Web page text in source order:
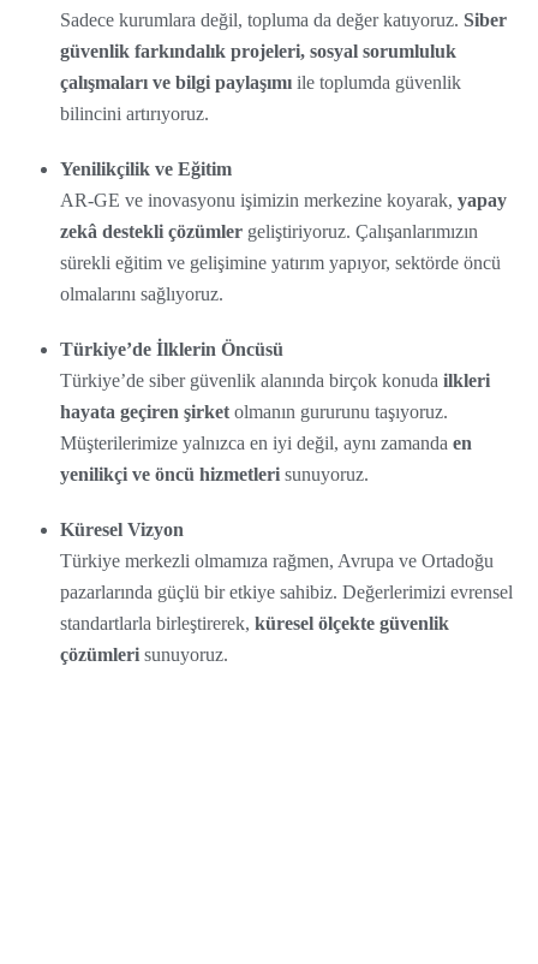
Sadece kurumlara değil, topluma da değer katıyoruz. Siber
güvenlik farkındalık projeleri, sosyal sorumluluk
çalışmaları ve bilgi paylaşımı ile toplumda güvenlik
bilincini artırıyoruz.
Yenilikçilik ve Eğitim
AR-GE ve inovasyonu işimizin merkezine koyarak, yapay
zekâ destekli çözümler geliştiriyoruz. Çalışanlarımızın
sürekli eğitim ve gelişimine yatırım yapıyor, sektörde öncü
olmalarını sağlıyoruz.
Türkiye’de İlklerin Öncüsü
Türkiye’de siber güvenlik alanında birçok konuda ilkleri
hayata geçiren şirket olmanın gururunu taşıyoruz.
Müşterilerimize yalnızca en iyi değil, aynı zamanda en
yenilikçi ve öncü hizmetleri sunuyoruz.
Küresel Vizyon
Türkiye merkezli olmamıza rağmen, Avrupa ve Ortadoğu
pazarlarında güçlü bir etkiye sahibiz. Değerlerimizi evrensel
standartlarla birleştirerek, küresel ölçekte güvenlik
çözümleri sunuyoruz.